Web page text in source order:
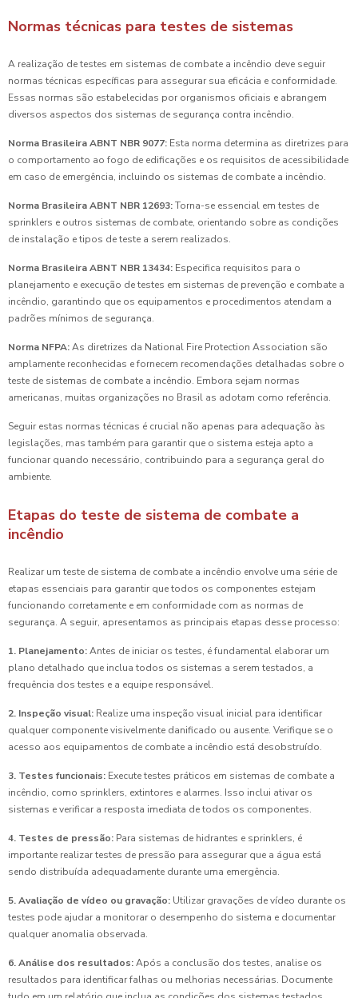
Normas técnicas para testes de sistemas
A realização de testes em sistemas de combate a incêndio deve seguir
normas técnicas específicas para assegurar sua eficácia e conformidade.
Essas normas são estabelecidas por organismos oficiais e abrangem
diversos aspectos dos sistemas de segurança contra incêndio.
Norma Brasileira ABNT NBR 9077: Esta norma determina as diretrizes para
o comportamento ao fogo de edificações e os requisitos de acessibilidade
em caso de emergência, incluindo os sistemas de combate a incêndio.
Norma Brasileira ABNT NBR 12693:Torna-se essencial em testes de
sprinklers e outros sistemas de combate, orientando sobre as condições
de instalação e tipos de teste a serem realizados.
Norma Brasileira ABNT NBR 13434: Especifica requisitos para o
planejamento e execução de testes em sistemas de prevenção e combate a
incêndio, garantindo que os equipamentos e procedimentos atendam a
padrões mínimos de segurança.
Norma NFPA:As diretrizes da National Fire Protection Association são
amplamente reconhecidas e fornecem recomendações detalhadas sobre o
teste de sistemas de combate a incêndio. Embora sejam normas
americanas, muitas organizações no Brasil as adotam como referência.
Seguir estas normas técnicas é crucial não apenas para adequação às
legislações, mas também para garantir que o sistema esteja apto a
funcionar quando necessário, contribuindo para a segurança geral do
ambiente.
Etapas do teste de sistema de combate a
incêndio
Realizar um teste de sistema de combate a incêndio envolve uma série de
etapas essenciais para garantir que todos os componentes estejam
funcionando corretamente e em conformidade com as normas de
segurança. A seguir, apresentamos as principais etapas desse processo:
1. Planejamento:Antes de iniciar os testes, é fundamental elaborar um
plano detalhado que inclua todos os sistemas a serem testados, a
frequência dos testes e a equipe responsável.
2. Inspeção visual: Realize uma inspeção visual inicial para identificar
qualquer componente visivelmente danificado ou ausente. Verifique se o
acesso aos equipamentos de combate a incêndio está desobstruído.
3. Testes funcionais: Execute testes práticos em sistemas de combate a
incêndio, como sprinklers, extintores e alarmes. Isso inclui ativar os
sistemas e verificar a resposta imediata de todos os componentes.
4. Testes de pressão: Para sistemas de hidrantes e sprinklers, é
importante realizar testes de pressão para assegurar que a água está
sendo distribuída adequadamente durante uma emergência.
5. Avaliação de vídeo ou gravação: Utilizar gravações de vídeo durante os
testes pode ajudar a monitorar o desempenho do sistema e documentar
qualquer anomalia observada.
6. Análise dos resultados:Após a conclusão dos testes, analise os
resultados para identificar falhas ou melhorias necessárias. Documente